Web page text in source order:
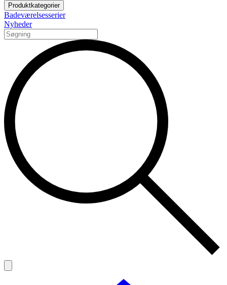
Produktkategorier
Badeværelsesserier
Nyheder